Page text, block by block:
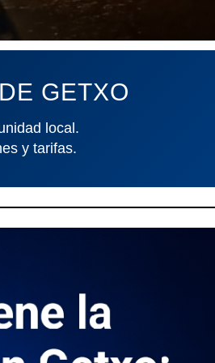
GETXO
local.
y tarifas.